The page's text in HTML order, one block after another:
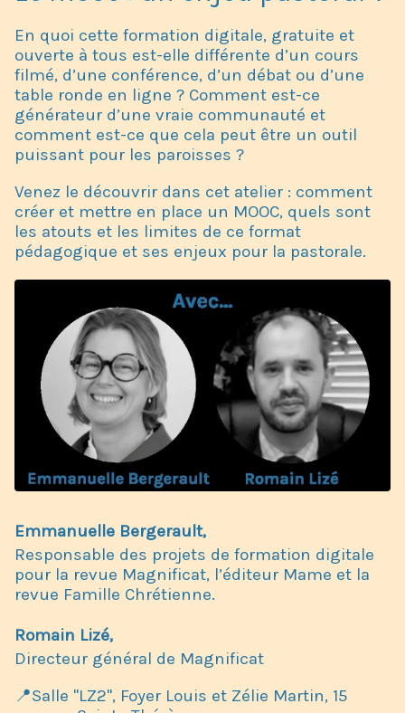
En quoi cette formation digitale, gratuite et
ouverte à tous est-elle différente d’un cours
filmé, d’une conférence, d’un débat ou d’une
table ronde en ligne ? Comment est-ce
générateur d’une vraie communauté et
comment est-ce que cela peut être un outil
puissant pour les paroisses ?
Venez le découvrir dans cet atelier : comment
créer et mettre en place un MOOC, quels sont
les atouts et les limites de ce format
pédagogique et ses enjeux pour la pastorale.
Emmanuelle Bergerault,
Responsable des projets de formation digitale
pour la revue Magnificat, l’éditeur Mame et la
revue Famille Chrétienne.
Romain Lizé,
Directeur général de Magnificat
📍Salle "LZ2", Foyer Louis et Zélie Martin, 15